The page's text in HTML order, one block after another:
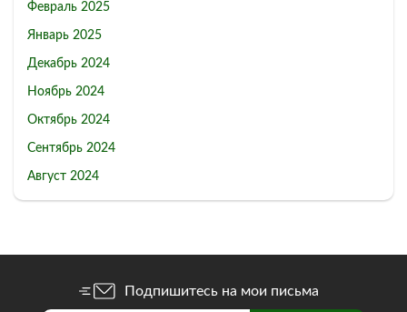
Февраль 2025
Январь 2025
Декабрь 2024
Ноябрь 2024
Октябрь 2024
Сентябрь 2024
Август 2024
Подпишитесь на мои письма